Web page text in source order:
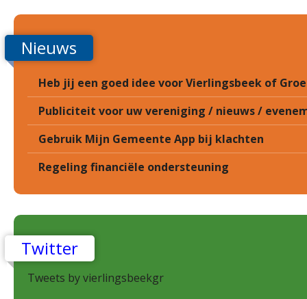
Nieuws
Heb jij een goed idee voor Vierlingsbeek of
Publiciteit voor uw vereniging / nieuws /
Gebruik Mijn Gemeente App bij klachten
Regeling financiële ondersteuning
Twitter
Tweets by vierlingsbeekgr